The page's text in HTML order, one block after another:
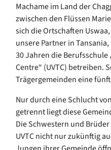
Machame im Land der
zwischen den Flüssen
sich die Ortschaften
unsere Partner in
30 Jahren die
Centre“ (UVTC) betreiben.
Trägergemeinden eine
Nur durch eine Schlucht
getrennt liegt diese
Die Schwestern und
UVTC nicht nur zukünftig